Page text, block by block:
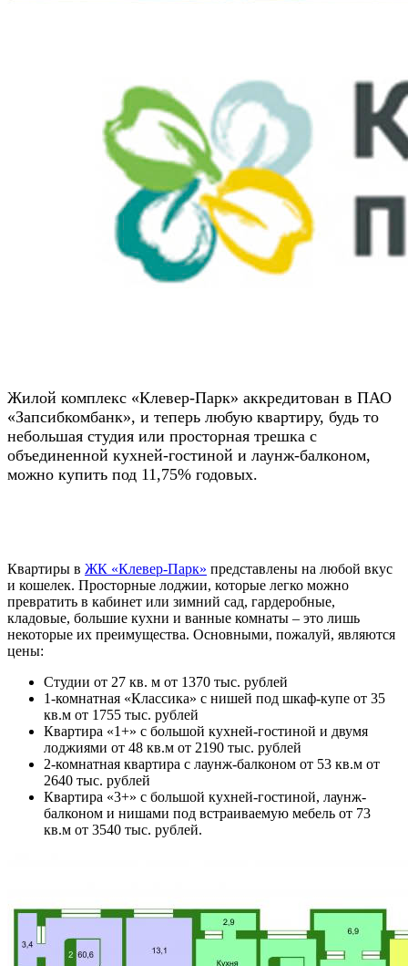
Жилой комплекс «Клевер-Парк» аккредитован в ПАО
«Запсибкомбанк», и теперь любую квартиру, будь то
небольшая студия или просторная трешка с
объединенной кухней-гостиной и лаунж-балконом,
можно купить под 11,75% годовых.
Квартиры в ЖК «Клевер-Парк» представлены на любой вкус
и кошелек. Просторные лоджии, которые легко можно
превратить в кабинет или зимний сад, гардеробные,
кладовые, большие кухни и ванные комнаты – это лишь
некоторые их преимущества. Основными, пожалуй, являются
цены:
Студии от 27 кв. м от 1370 тыс. рублей
1-комнатная «Классика» с нишей под шкаф-купе от 35
кв.м от 1755 тыс. рублей
Квартира «1+» с большой кухней-гостиной и двумя
лоджиями от 48 кв.м от 2190 тыс. рублей
2-комнатная квартира с лаунж-балконом от 53 кв.м от
2640 тыс. рублей
Квартира «3+» с большой кухней-гостиной, лаунж-
балконом и нишами под встраиваемую мебель от 73
кв.м от 3540 тыс. рублей.